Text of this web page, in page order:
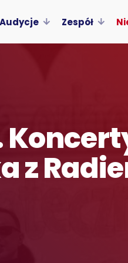
Audycje Zespół
z